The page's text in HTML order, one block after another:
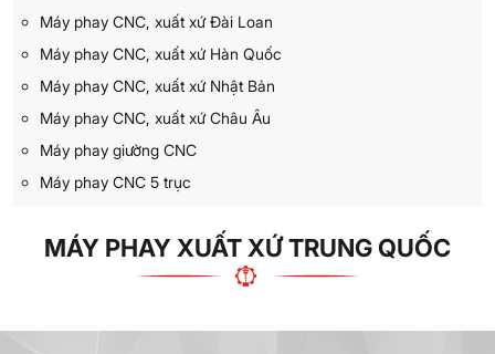
Máy phay CNC, xuất xứ Đài Loan
Máy phay CNC, xuất xứ Hàn Quốc
Máy phay CNC, xuất xứ Nhật Bản
Máy phay CNC, xuất xứ Châu Âu
Máy phay giường CNC
Máy phay CNC 5 trục
MÁY PHAY XUẤT XỨ TRUNG QUỐC